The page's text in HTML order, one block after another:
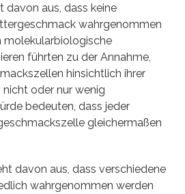
davon aus, dass keine
wahrgenommen
molekularbiologische
führten zu der Annahme,
hinsichtlich ihrer
oder nur wenig
bedeuten, dass jeder
gleichermaßen
davon aus, dass verschiedene
wahrgenommen werden